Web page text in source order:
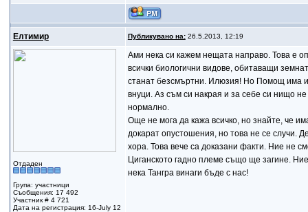
Елтимир Публикувано на:26.5.2013, 12:19
Отдаден
Група: участници
Съобщения: 17 492
Участник # 4 721
Дата на регистрация: 16-July 12
Ами нека си кажем нещата направо. Това е
всички биологични видове, обитаващи
станат безсмъртни. Илюзия! Но Помощ има
внуци. Аз съм си накрая и за себе си нищо
нормално.
Още не мога да кажа всичко, но знайте, че
докарат опустошения, но това не се случи.
хора. Това вече са доказани факти. Ние не
Циганското гадно племе също ще загине.
нека Тангра винаги бъде с нас!